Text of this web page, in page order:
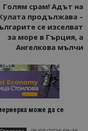
Голям срам! Адът на
продължава –
се изселват
за море в Гърция, а
Ангелкова мълчи
може да се